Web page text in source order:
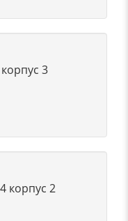
3
корпус 2